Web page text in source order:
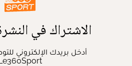
الاشتراك في
أدخل بريدك الإلكتروني